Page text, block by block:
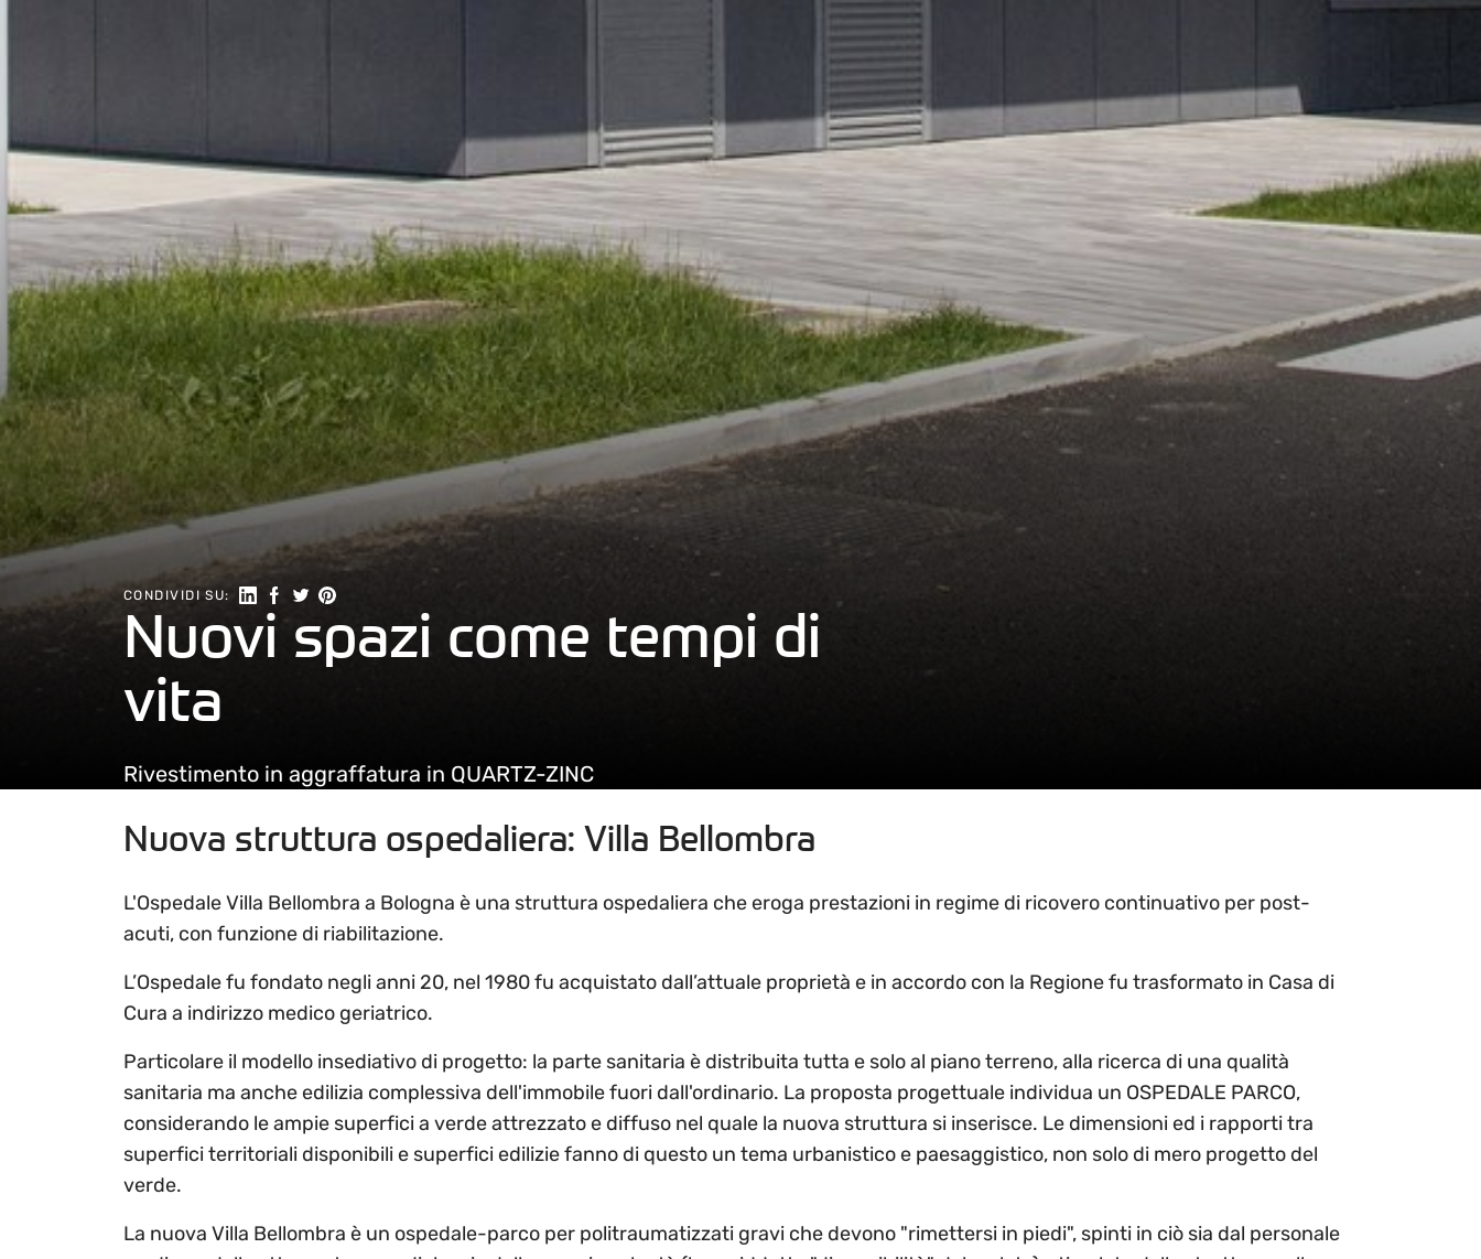
CONDIVIDI SU: Seguici su Linkedin
Condividi su Facebook
Condividi su Twitter
Condividi su Pinterest
Nuovi spazi come tempi di
vita
Rivestimento in aggraffatura in QUARTZ-ZINC
Nuova struttura ospedaliera: Villa Bellombra
L'Ospedale Villa Bellombra a Bologna è una struttura ospedaliera che eroga prestazioni in regime di ricovero continuativo per post-
acuti, con funzione di riabilitazione.
L’Ospedale fu fondato negli anni 20, nel 1980 fu acquistato dall’attuale proprietà e in accordo con la Regione fu trasformato in Casa di
Cura a indirizzo medico geriatrico.
Particolare il modello insediativo di progetto: la parte sanitaria è distribuita tutta e solo al piano terreno, alla ricerca di una qualità
sanitaria ma anche edilizia complessiva dell'immobile fuori dall'ordinario. La proposta progettuale individua un OSPEDALE PARCO,
considerando le ampie superfici a verde attrezzato e diffuso nel quale la nuova struttura si inserisce. Le dimensioni ed i rapporti tra
superfici territoriali disponibili e superfici edilizie fanno di questo un tema urbanistico e paesaggistico, non solo di mero progetto del
verde.
La nuova Villa Bellombra è un ospedale-parco per politraumatizzati gravi che devono "rimettersi in piedi", spinti in ciò sia dal personale